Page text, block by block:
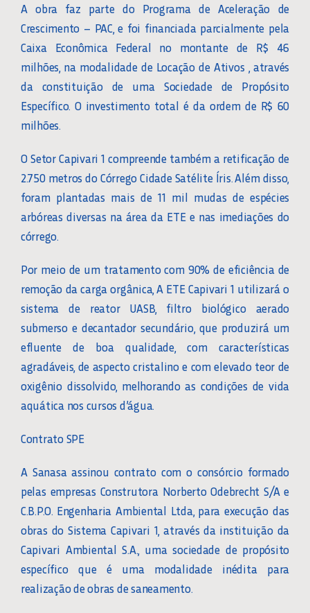
A obra faz parte do Programa de Aceleração de
Crescimento – PAC, e foi financiada parcialmente pela
Caixa Econômica Federal no montante de R$ 46
milhões, na modalidade de Locação de Ativos , através
da constituição de uma Sociedade de Propósito
Específico. O investimento total é da ordem de R$ 60
milhões.
O Setor Capivari 1 compreende também a retificação de
2.750 metros do Córrego Cidade Satélite Íris. Além disso,
foram plantadas mais de 11 mil mudas de espécies
arbóreas diversas na área da ETE e nas imediações do
córrego.
Por meio de um tratamento com 90% de eficiência de
remoção da carga orgânica, A ETE Capivari 1 utilizará o
sistema de reator UASB, filtro biológico aerado
submerso e decantador secundário, que produzirá um
efluente de boa qualidade, com características
agradáveis, de aspecto cristalino e com elevado teor de
oxigênio dissolvido, melhorando as condições de vida
aquática nos cursos d’água.
Contrato SPE
A Sanasa assinou contrato com o consórcio formado
pelas empresas Construtora Norberto Odebrecht S/A e
C.B.P.O. Engenharia Ambiental Ltda, para execução das
obras do Sistema Capivari 1, através da instituição da
Capivari Ambiental S.A., uma sociedade de propósito
específico que é uma modalidade inédita para
realização de obras de saneamento.